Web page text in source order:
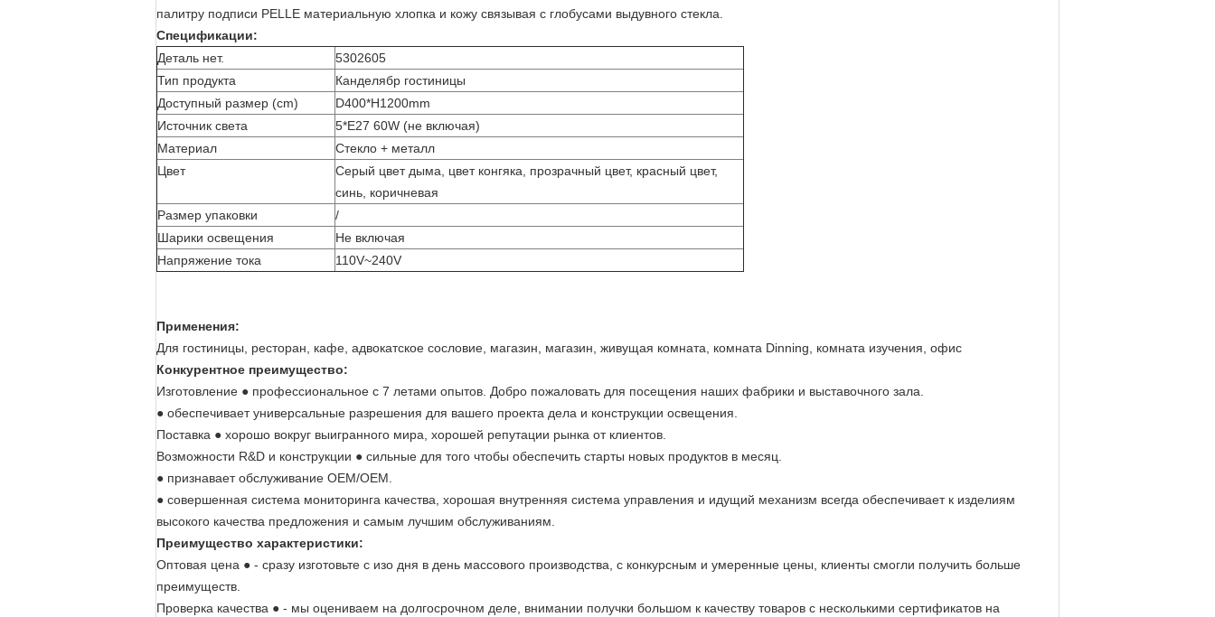
палитру подписи PELLE материальную хлопка и кожу связывая с глобусами выдувного стекла.
Спецификации:
Деталь нет.
5302605
Тип продукта
Канделябр гостиницы
Доступный размер (cm)
D400*H1200mm
Источник света
5*E27 60W (не включая)
Материал
Стекло + металл
Цвет
Серый цвет дыма, цвет конгяка, прозрачный цвет, красный цвет,
синь, коричневая
Размер упаковки
/
Шарики освещения
Не включая
Напряжение тока
110V~240V
Применения:
Для гостиницы, ресторан, кафе, адвокатское сословие, магазин, магазин, живущая комната, комната Dinning, комната изучения, офис
Конкурентное преимущество:
Изготовление ● профессиональное с 7 летами опытов. Добро пожаловать для посещения наших фабрики и выставочного зала.
● обеспечивает универсальные разрешения для вашего проекта дела и конструкции освещения.
Поставка ● хорошо вокруг выигранного мира, хорошей репутации рынка от клиентов.
Возможности R&D и конструкции ● сильные для того чтобы обеспечить старты новых продуктов в месяц.
● признавает обслуживание OEM/OEM.
● совершенная система мониторинга качества, хорошая внутренняя система управления и идущий механизм всегда обеспечивает к изделиям
высокого качества предложения и самым лучшим обслуживаниям.
Преимущество характеристики:
Оптовая цена ● - сразу изготовьте с изо дня в день массового производства, с конкурсным и умеренные цены, клиенты смогли получить больше
преимуществ.
Проверка качества ● - мы оцениваем на долгосрочном деле, внимании получки большом к качеству товаров с несколькими сертификатов на